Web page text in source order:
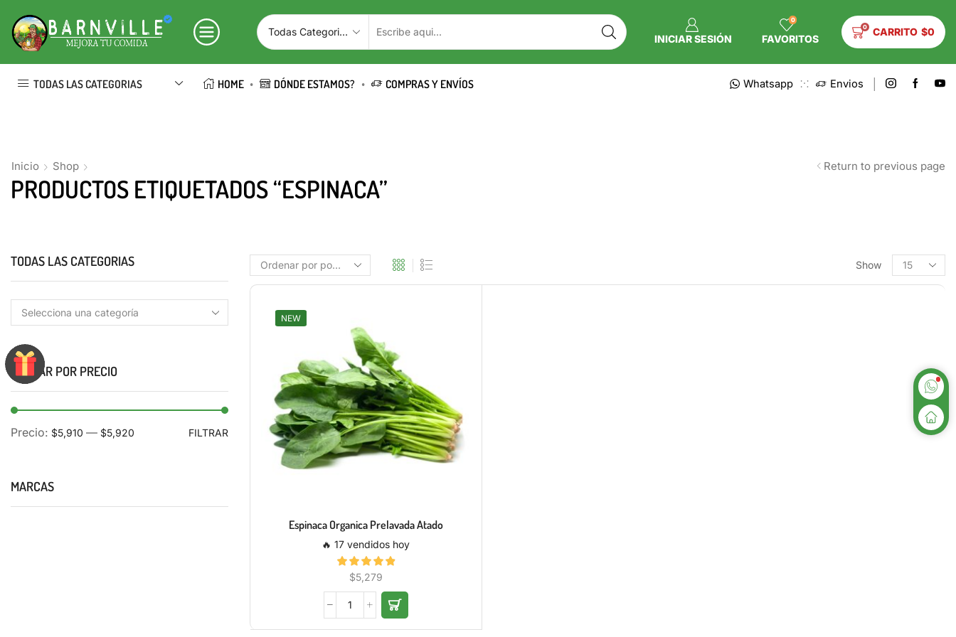
INICIAR SESIÓN
0
FAVORITOS
0 CARRITO $0
TODAS LAS CATEGORIAS HOME DÓNDE ESTAMOS? COMPRAS Y ENVÍOS Whatsapp Envios
Inicio Shop
PRODUCTOS ETIQUETADOS “ESPINACA”
Return to previous page
Show
NEW
Espinaca Organica Prelavada Atado
🔥 17 vendidos hoy
$5,279
TODAS LAS CATEGORIAS
FILTRAR POR PRECIO
FILTRAR
Precio: $5,910 — $5,920
MARCAS